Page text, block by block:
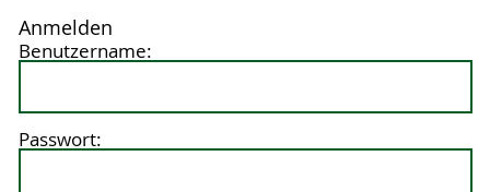
Anmelden
Benutzername:
Passwort: